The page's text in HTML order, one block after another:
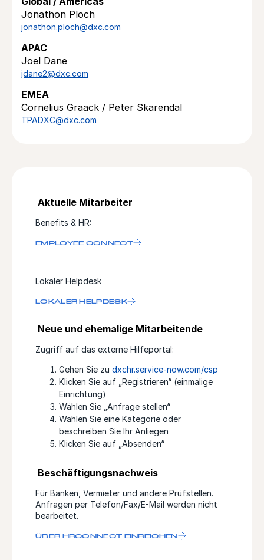
Jonathon Ploch
jonathon.ploch@dxc.com
APAC
Joel Dane
jdane2@dxc.com
EMEA
Cornelius Graack / Peter Skarendal
TPADXC@dxc.com
Aktuelle Mitarbeiter
Benefits & HR:
EMPLOYEE CONNECT
Lokaler Helpdesk
LOKALER HELPDESK
Neue und ehemalige Mitarbeitende
Zugriff auf das externe Hilfeportal:
Gehen Sie zu dxchr.service-now.com/csp
Klicken Sie auf „Registrieren“ (einmalige
Einrichtung)
Wählen Sie „Anfrage stellen“
Wählen Sie eine Kategorie oder
beschreiben Sie Ihr Anliegen
Klicken Sie auf „Absenden“
Beschäftigungsnachweis
Für Banken, Vermieter und andere Prüfstellen.
Anfragen per Telefon/Fax/E-Mail werden nicht
bearbeitet.
ÜBER HRCONNECT EINREICHEN